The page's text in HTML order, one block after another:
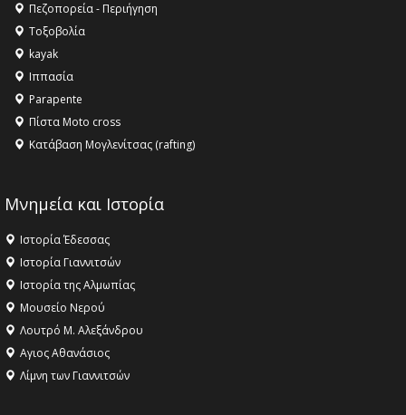
Πεζοπορεία - Περιήγηση
Τοξοβολία
kayak
Ιππασία
Parapente
Πίστα Moto cross
Κατάβαση Μογλενίτσας (rafting)
Μνημεία και Ιστορία
Ιστορία Έδεσσας
Ιστορία Γιαννιτσών
Ιστορία της Αλμωπίας
Μουσείο Νερού
Λουτρό Μ. Αλεξάνδρου
Αγιος Αθανάσιος
Λίμνη των Γιαννιτσών